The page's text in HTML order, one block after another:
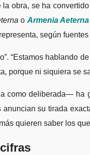
la obra, se ha
o Armenia Aeterna
representa, según
“Estamos hablando
porque ni siquiera se
deliberada— ha
su tirada
quieren saber los